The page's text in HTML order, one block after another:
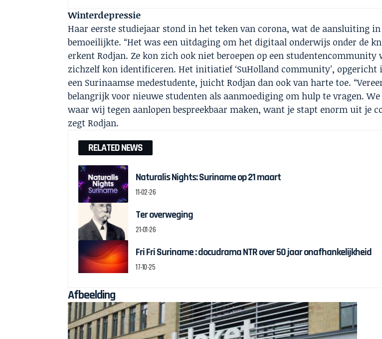
Winterdepressie
Haar eerste studiejaar stond in het teken van corona, wat de aansluiting
bemoeilijkte. “Het was een uitdaging om het digitaal onderwijs onder de
erkent Rodjan. Ze kon zich ook niet beroepen op een studentencommunity
zichzelf kon identificeren. Het initiatief ‘SuHolland community’, opgericht
een Surinaamse medestudente, juicht Rodjan dan ook van harte toe.
belangrijk voor nieuwe studenten als aanmoediging om hulp te vragen.
waar wij tegen aanlopen bespreekbaar maken, want je stapt enorm uit je
zegt Rodjan.
RELATED NEWS
Naturalis Nights: Suriname op 21 maart
11-02-26
Ter overweging
21-01-26
Fri Fri Suriname : docudrama NTR over 50 jaar onafhankelijkheid
17-10-25
Afbeelding